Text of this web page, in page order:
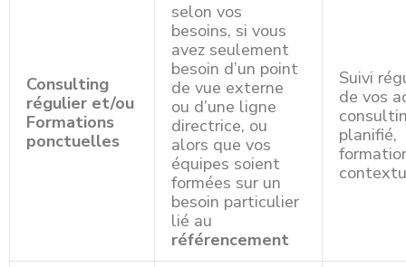
Consulting
régulier et/ou
Formations
ponctuelles
selon vos
besoins, si vous
avez seulement
besoin d’un point
de vue externe
ou d’une ligne
directrice, ou
alors que vos
équipes soient
formées sur un
besoin particulier
lié au
référencement
Suivi
de vos
planifié,